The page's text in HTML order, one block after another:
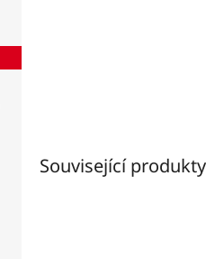
Související produkty